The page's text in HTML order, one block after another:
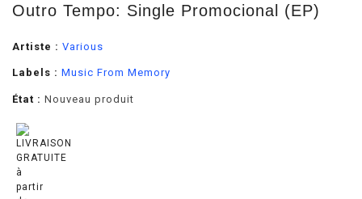
Outro Tempo: Single Promocional (EP)
Artiste : Various
Labels : Music From Memory
État : Nouveau produit